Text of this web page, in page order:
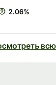
2.06%